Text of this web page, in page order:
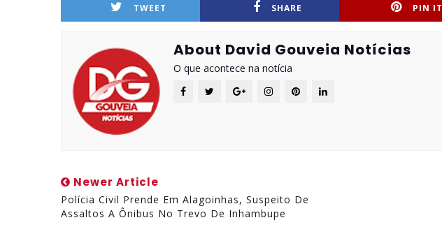
TWEET SHARE PIN IT
About David Gouveia Notícias
O que acontece na notícia
Newer Article
Polícia Civil Prende Em Alagoinhas, Suspeito De
Assaltos A Ônibus No Trevo De Inhambupe